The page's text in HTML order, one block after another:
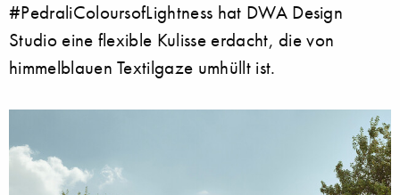
#PedraliColoursofLightness hat DWA Design
Studio eine flexible Kulisse erdacht, die von
himmelblauen Textilgaze umhüllt ist.